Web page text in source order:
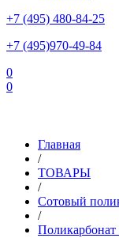
+7 (495) 480-84-25
+7 (495)970-49-84
0
0
Главная
/
ТОВАРЫ
/
Сотовый
/